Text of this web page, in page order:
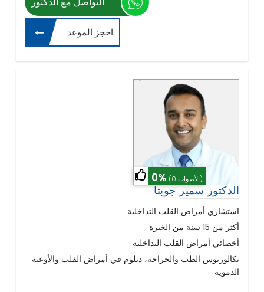
احجز الموعد
0% (0 الأصوات)
الدكتور سمير جوبتا
استشاري أمراض القلب التداخلية
أكثر من 15 سنة من الخبرة
أخصائي أمراض القلب التداخلية
بكالوريوس الطب والجراحة، دبلوم في أمراض القلب والأوعية
الدموية